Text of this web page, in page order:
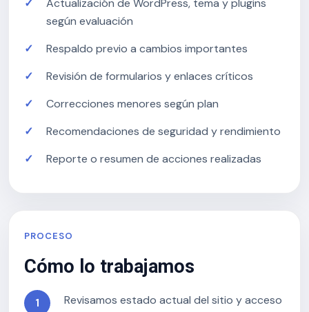
Actualización de WordPress, tema y plugins
según evaluación
Respaldo previo a cambios importantes
Revisión de formularios y enlaces críticos
Correcciones menores según plan
Recomendaciones de seguridad y rendimiento
Reporte o resumen de acciones realizadas
PROCESO
Cómo lo trabajamos
Revisamos estado actual del sitio y acceso